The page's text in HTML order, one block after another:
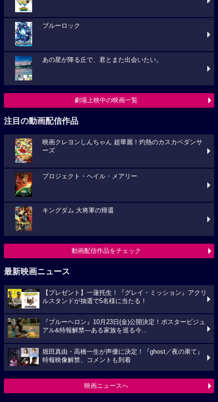
ブルーロック
あの星が降る丘で、君とまた出会いたい。
劇場上映中の映画一覧
注目の動画配信作品
映画クレヨンしんちゃん 超華麗！灼熱のカスカベダンサ
ーズ
プロジェクト・ヘイル・メアリー
キングダム 大将軍の帰還
動画配信作品をチェック
最新映画ニュース
【プレゼント】一蓮托生！『グレイ・ミッション』アクリ
ルスタンドが抽選で5名様に当たる！
『ブルーヘロン』10月23日(金)公開決定！ポスタービジュ
アル&特報解禁―ある家族を巡る今...
堀田真由・高橋一生が声優に決定！『ghost／夜の果て』
特報映像解禁、コメントも到着
映画ニュースへ